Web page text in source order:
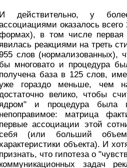
И действительно, у
оказалось
в том числе первая
реакциями на треть
слов (нормализованных),
бы многовато и процедура
получена база в 125 слов,
гораздо меньше, чем
велико, чтобы
и процедура была
непоправимое: матрица
первые ассоциации этой
(или больший
объекта). И
признать, что гипотеза о
коммуникационных задач